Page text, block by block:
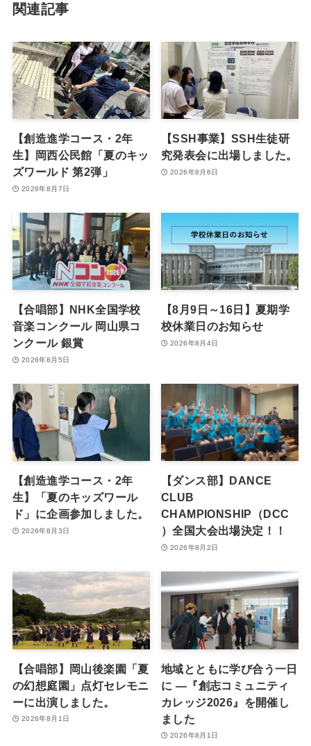
関連記事
【創造進学コース・2年
生】岡西公民館「夏のキッ
ズワールド 第2弾」
2026年8月7日
【SSH事業】SSH生徒研
究発表会に出場しました。
2026年8月6日
【合唱部】NHK全国学校
音楽コンクール 岡山県コ
ンクール 銀賞
2026年8月5日
【8月9日～16日】夏期学
校休業日のお知らせ
2026年8月4日
【創造進学コース・2年
生】「夏のキッズワール
ド」に企画参加しました。
2026年8月3日
【ダンス部】DANCE
CLUB
CHAMPIONSHIP（DCC
）全国大会出場決定！！
2026年8月2日
【合唱部】岡山後楽園「夏
の幻想庭園」点灯セレモニ
ーに出演しました。
2026年8月1日
地域とともに学び合う一日
に ―『創志コミュニティ
カレッジ2026』を開催し
ました
2026年8月1日